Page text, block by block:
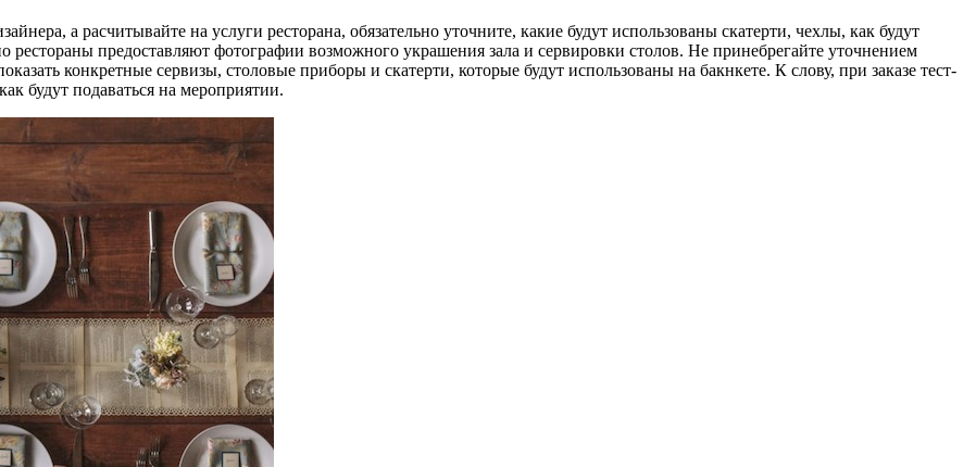
а расчитывайте на услуги ресторана, обязательно уточните, какие будут использованы скатерти, чехлы, как будут
рестораны предоставляют фотографии возможного украшения зала и сервировки столов. Не принебрегайте уточнением
конкретные сервизы, столовые приборы и скатерти, которые будут использованы на бакнкете. К слову, при заказе тест-
будут подаваться на мероприятии.